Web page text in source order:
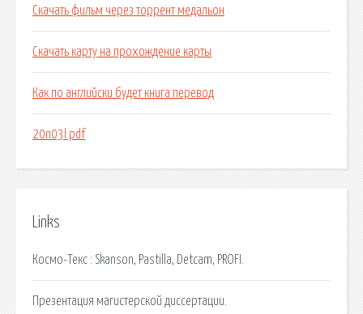
Скачать фильм через торрент медальон
Скачать карту на прохождение карты
Как по английски будет книга перевод
20n03l pdf
Links
Космо-Текс : Skanson, Pastilla, Detcam, PROFI.
Презентация магистерской диссертации.